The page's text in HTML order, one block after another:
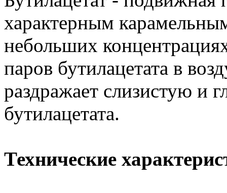
характерным
небольших
паров бутилацетата в
раздражает слизистую и
бутилацетата.
Технические